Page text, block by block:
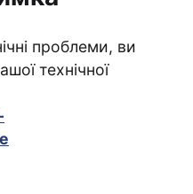
проблеми, ви
технічної